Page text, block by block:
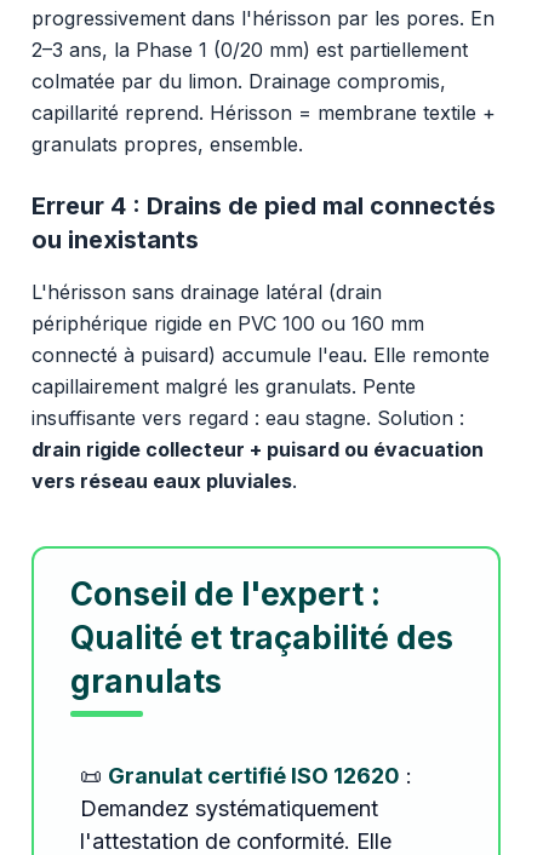
progressivement dans l'hérisson par les pores. En
2–3 ans, la Phase 1 (0/20 mm) est partiellement
colmatée par du limon. Drainage compromis,
capillarité reprend. Hérisson = membrane textile +
granulats propres, ensemble.
Erreur 4 : Drains de pied mal connectés
ou inexistants
L'hérisson sans drainage latéral (drain
périphérique rigide en PVC 100 ou 160 mm
connecté à puisard) accumule l'eau. Elle remonte
capillairement malgré les granulats. Pente
insuffisante vers regard : eau stagne. Solution :
drain rigide collecteur + puisard ou évacuation
vers réseau eaux pluviales.
Conseil de l'expert :
Qualité et traçabilité des
granulats
📜 Granulat certifié ISO 12620 :
Demandez systématiquement
l'attestation de conformité. Elle